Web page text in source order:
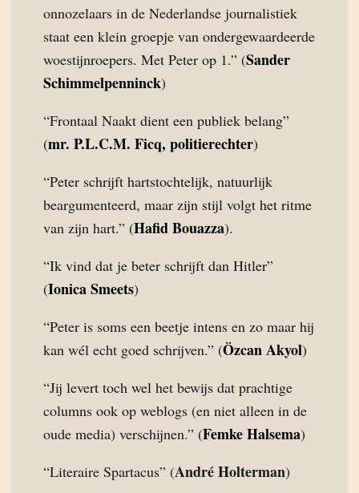
onnozelaars in de Nederlandse journalistiek
staat een klein groepje van ondergewaardeerde
woestijnroepers. Met Peter op 1.” (Sander
Schimmelpenninck)
“Frontaal Naakt dient een publiek belang”
(mr. P.L.C.M. Ficq, politierechter)
“Peter schrijft hartstochtelijk, natuurlijk
beargumenteerd, maar zijn stijl volgt het ritme
van zijn hart.” (Hafid Bouazza).
“Ik vind dat je beter schrijft dan Hitler”
(Ionica Smeets)
“Peter is soms een beetje intens en zo maar hij
kan wél echt goed schrijven.” (Özcan Akyol)
“Jij levert toch wel het bewijs dat prachtige
columns ook op weblogs (en niet alleen in de
oude media) verschijnen.” (Femke Halsema)
“Literaire Spartacus” (André Holterman)